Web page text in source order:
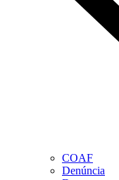
COAF
Denúncia